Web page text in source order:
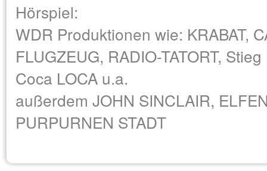
Hörspiel:
WDR Produktionen wie: KRABAT,
FLUGZEUG, RADIO-TATORT,
Coca LOCA u.a.
außerdem JOHN SINCLAIR,
PURPURNEN STADT